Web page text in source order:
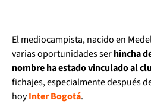
El mediocampista, nacido en
varias oportunidades serhincha
nombre ha estado vinculado al
fichajes, especialmente después
hoyInter Bogotá.